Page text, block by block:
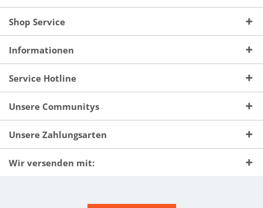
Shop Service
Informationen
Service Hotline
Unsere Communitys
Unsere Zahlungsarten
Wir versenden mit: